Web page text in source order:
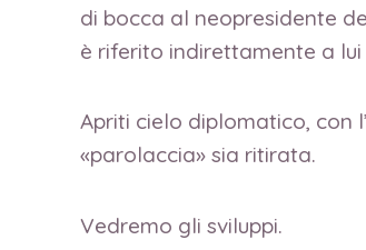
di bocca al neopresidente
è riferito indirettamente a
Apriti cielo diplomatico, con
«parolaccia» sia ritirata.
Vedremo gli sviluppi.